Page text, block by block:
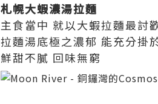
札幌大蝦濃湯拉麵
主食當中 就以大蝦拉麵最討
拉麵湯底極之濃郁 能充分掛
鮮甜不膩 回味無窮